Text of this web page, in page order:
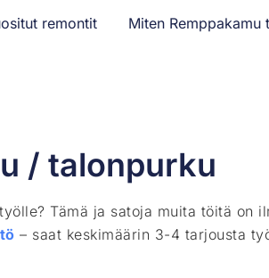
remontit Miten Remppakamu
/ talonpurku
Tämä ja satoja muita töitä on
– saat keskimäärin 3-4 tarjousta